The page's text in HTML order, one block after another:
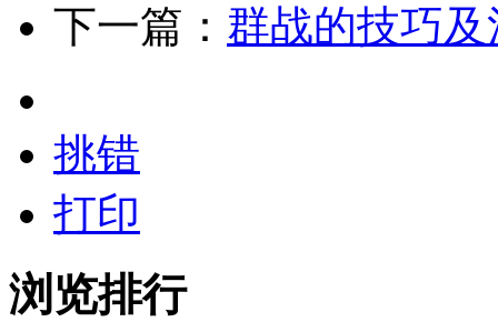
下一篇： 群战的技巧
挑错
打印
浏览排行